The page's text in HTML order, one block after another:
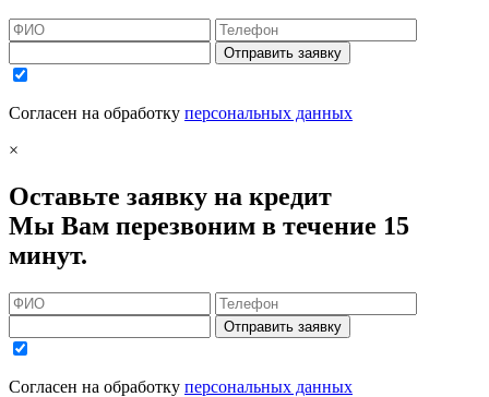
Отправить заявку
Согласен на обработку персональных данных
×
Оставьте заявку на кредит
Мы Вам перезвоним в течение 15
минут.
Отправить заявку
Согласен на обработку персональных данных